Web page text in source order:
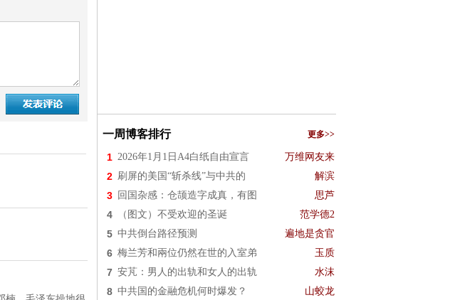
一周博客排行 更多>>
1 2026年1月1日A4白纸自由宣言 万维网友来
2 刷屏的美国“斩杀线”与中共的 解滨
3 回国杂感：仓颉造字成真，有图 思芦
4 （图文）不受欢迎的圣诞 范学德2
5 中共倒台路径预测 遍地是贪官
6 梅兰芳和兩位仍然在世的入室弟 玉质
7 安芃：男人的出轨和女人的出轨 水沫
8 中共国的金融危机何时爆发？ 山蛟龙